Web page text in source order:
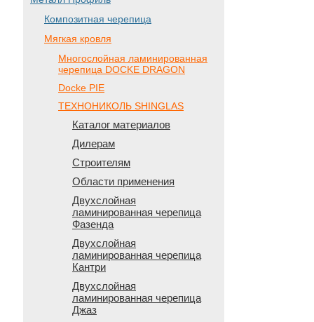
Композитная черепица
Мягкая кровля
Многослойная ламинированная
черепица DOCKE DRAGON
Docke PIE
ТЕХНОНИКОЛЬ SHINGLAS
Каталог материалов
Дилерам
Строителям
Области применения
Двухслойная
ламинированная черепица
Фазенда
Двухслойная
ламинированная черепица
Кантри
Двухслойная
ламинированная черепица
Джаз